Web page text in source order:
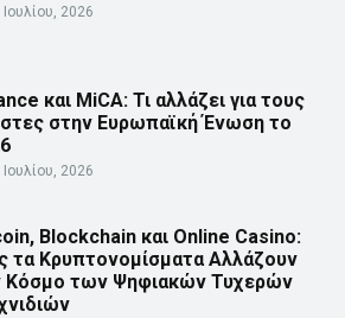
Ιουλίου, 2026
και MiCA: Τι αλλάζει για τους
στην Ευρωπαϊκή Ένωση το
Ιουλίου, 2026
Blockchain και Online Casino:
τα Κρυπτονομίσματα Αλλάζουν
Κόσμο των Ψηφιακών Τυχερών